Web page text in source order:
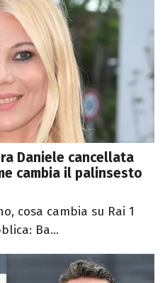
Daniele cancellata
cambia il palinsesto
cosa cambia su Rai 1
Ba...